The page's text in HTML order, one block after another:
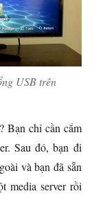
USB trên
Bạn chỉ cần cắm
Sau đó, bạn đi
và bạn đã sẵn
media server rồi